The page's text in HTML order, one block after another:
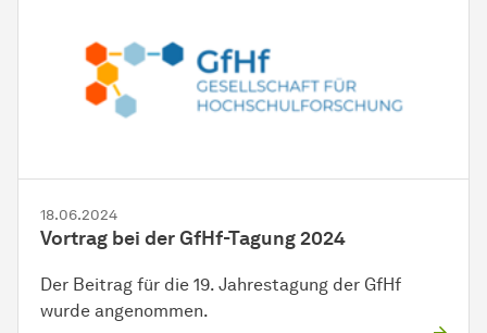
18.06.2024
Vortrag bei der GfHf-Tagung 2024
Der Beitrag für die 19. Jahrestagung der GfHf
wurde angenommen.